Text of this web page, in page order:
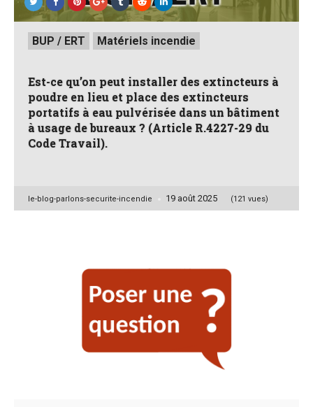
Posted
inBUP / ERT Matériels incendie
Est-ce qu’on peut installer des extincteurs à
poudre en lieu et place des extincteurs
portatifs à eau pulvérisée dans un bâtiment
à usage de bureaux ? (Article R.4227-29 du
Code Travail).
Posted
le-blog-parlons-securite-incendie 19 août 2025 (121 vues)